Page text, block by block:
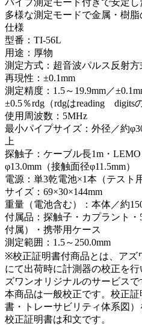
多様な測定モードで金属・樹脂
仕様
型番：TI-56L
用途：厚物
測定方式：超音波パルス反射方
再現性：±0.1mm
測定精度：1.5～19.9mm／
±0.5％rdg（rdgはreading digits
使用周波数：5MHz
最小パイプサイズ：外径／約
上
探触子：ケーブル長1m・
φ13.0mm（接触面径φ11.5mm）
電源：単3乾電池×1本（テスト
サイズ：69×30×144mm
重量（電池含む）：本体／約
付属品：探触子・カプラント
付属）・携帯用ケース
測定範囲：1.5～250.0mm
※校正証明書付商品とは、アズ
にて出荷時に計測器の校正を
ズワンオリジナルのサービスで
本商品は一般校正です。校正
書・トレーサビリティ体系図）
校正証明書は和文です。